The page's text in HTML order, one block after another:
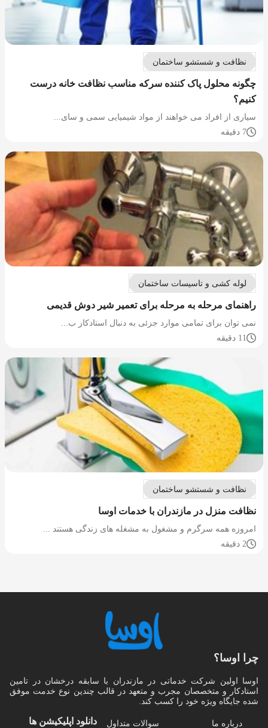
نظافت و شستشو ساختمان
چگونه محلول پاک کننده سرکه مناسب نظافت خانه درست
کنیم؟
سیاری از افراد می خواهند از مواد شیمیایی سمی و سای...
7 دقیقه
لوله کشی و تاسیسات ساختمان
راهنمای مرحله به مرحله برای تعمیر شیر دوش قدیمی
نمی توان برای تمامی موارد جزئی به دنبال استادکار ب...
11 دقیقه
نظافت و شستشو ساختمان
نظافت منزل در مازندران با خدمات اوسا
امروزه همه سرگرم و مشغول به مشغله های زندگی هستند ...
2 دقیقه
چرا اوسا؟
اوسا اولین شرکت خدماتی در مازندران با سابقه درخشان در تامین
استادکار و متخصصان مجرب و متعهد در قالب چندین نوع خدمت موفق
شده جایگاه ویژه خود را کسب کند.
درباره ما سوالات متداول دانلود اپلیکیشن‌ ها